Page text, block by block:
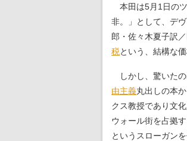
本田は5月1日の
非。」として、デ
郎・佐々木夏子訳
税という、結構な
しかし、驚いたの
由主義丸出しの本
クス教授であり文
ウォール街を占拠
というスローガン